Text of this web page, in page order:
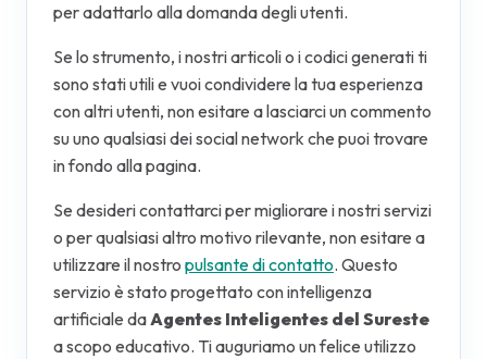
per adattarlo alla domanda degli utenti.
Se lo strumento, i nostri articoli o i codici generati ti
sono stati utili e vuoi condividere la tua esperienza
con altri utenti, non esitare a lasciarci un commento
su uno qualsiasi dei social network che puoi trovare
in fondo alla pagina.
Se desideri contattarci per migliorare i nostri servizi
o per qualsiasi altro motivo rilevante, non esitare a
utilizzare il nostro pulsante di contatto. Questo
servizio è stato progettato con intelligenza
artificiale daAgentes Inteligentes del Sureste
a scopo educativo. Ti auguriamo un felice utilizzo